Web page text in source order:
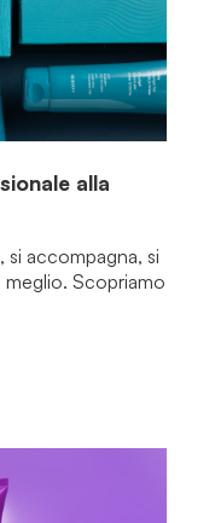
alla
accompagna, si
Scopriamo